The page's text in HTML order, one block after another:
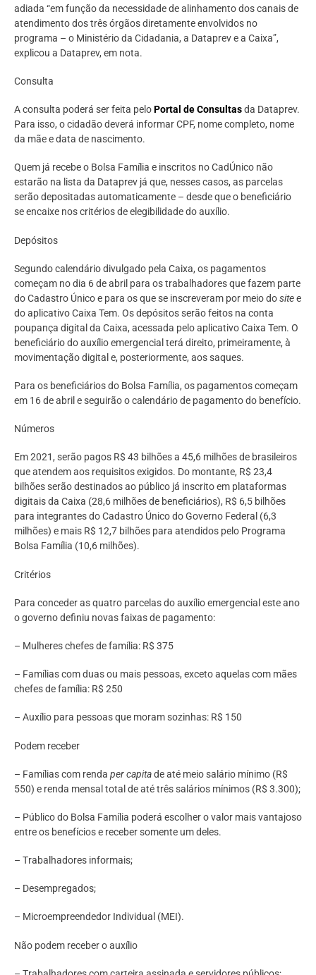
adiada “em função da necessidade de alinhamento dos canais de
atendimento dos três órgãos diretamente envolvidos no
programa – o Ministério da Cidadania, a Dataprev e a Caixa”,
explicou a Dataprev, em nota.
Consulta
A consulta poderá ser feita peloPortal de Consultasda Dataprev.
Para isso, o cidadão deverá informar CPF, nome completo, nome
da mãe e data de nascimento.
Quem já recebe o Bolsa Família e inscritos no CadÚnico não
estarão na lista da Dataprev já que, nesses casos, as parcelas
serão depositadas automaticamente – desde que o beneficiário
se encaixe nos critérios de elegibilidade do auxílio.
Depósitos
Segundo calendário divulgado pela Caixa, os pagamentos
começam no dia 6 de abril para os trabalhadores que fazem parte
do Cadastro Único e para os que se inscreveram por meio dositee
do aplicativo Caixa Tem. Os depósitos serão feitos na conta
poupança digital da Caixa, acessada pelo aplicativo Caixa Tem. O
beneficiário do auxílio emergencial terá direito, primeiramente, à
movimentação digital e, posteriormente, aos saques.
Para os beneficiários do Bolsa Família, os pagamentos começam
em 16 de abril e seguirão o calendário de pagamento do benefício.
Números
Em 2021, serão pagos R$ 43 bilhões a 45,6 milhões de brasileiros
que atendem aos requisitos exigidos. Do montante, R$ 23,4
bilhões serão destinados ao público já inscrito em plataformas
digitais da Caixa (28,6 milhões de beneficiários), R$ 6,5 bilhões
para integrantes do Cadastro Único do Governo Federal (6,3
milhões) e mais R$ 12,7 bilhões para atendidos pelo Programa
Bolsa Família (10,6 milhões).
Critérios
Para conceder as quatro parcelas do auxílio emergencial este ano
o governo definiu novas faixas de pagamento:
– Mulheres chefes de família: R$ 375
– Famílias com duas ou mais pessoas, exceto aquelas com mães
chefes de família: R$ 250
– Auxílio para pessoas que moram sozinhas: R$ 150
Podem receber
– Famílias com renda per capitade até meio salário mínimo (R$
550) e renda mensal total de até três salários mínimos (R$ 3.300);
– Público do Bolsa Família poderá escolher o valor mais vantajoso
entre os benefícios e receber somente um deles.
– Trabalhadores informais;
– Desempregados;
– Microempreendedor Individual (MEI).
Não podem receber o auxílio